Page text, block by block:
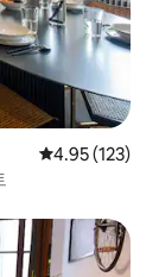
평점 4.95점(5
4.95 (123)